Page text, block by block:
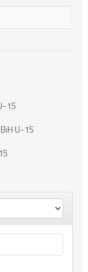
15
U-15